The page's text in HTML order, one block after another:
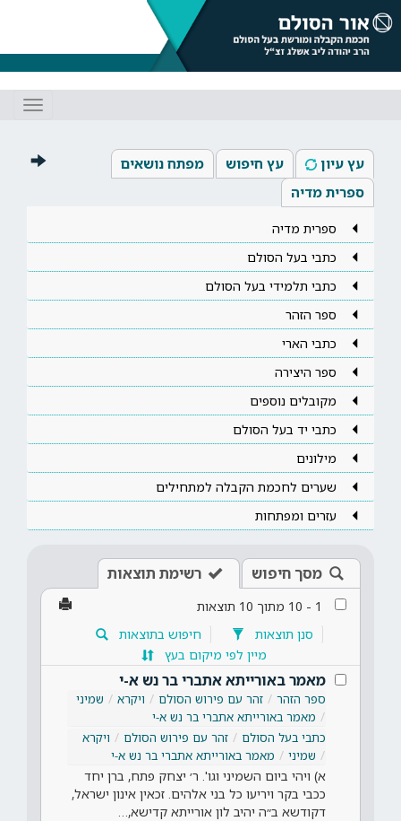
עץ עיון עץ חיפוש
מפתח נושאים
ספרית מדיה
ספרית מדיה
כתבי בעל הסולם
כתבי תלמידי בעל הסולם
ספר הזהר
כתבי הארי
ספר היצירה
מקובלים נוספים
כתבי יד בעל הסולם
מילונים
שערים לחכמת הקבלה למתחילים
עזרים ומפתחות
מסך חיפוש רשימת תוצאות
1
-
10 מתוך 10 תוצאות
סנן תוצאות
חיפוש בתוצאות
מיין לפי מיקום בעץ
מאמר באורייתא אתברי בר נש א-י
ספר הזהר זהר עם פירוש הסולם ויקרא
שמיני
מאמר באורייתא אתברי בר נש א-י
כתבי בעל הסולם
זהר עם פירוש הסולם
ויקרא
שמיני
מאמר באורייתא אתברי בר נש א-י
א) ויהי ביום השמיני וגו'. ר׳ יצחק פתח, ברן יחד
ככבי בקר ויריעו כל בני אלהים. זכאין אינון ישראל,
דקודשא ב״ה יהיב לון אורייתא קדישא,…